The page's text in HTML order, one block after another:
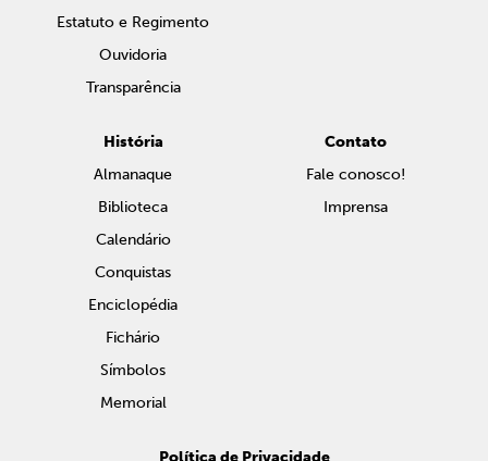
Estatuto e Regimento
Ouvidoria
Transparência
História
Almanaque
Biblioteca
Calendário
Conquistas
Enciclopédia
Fichário
Símbolos
Memorial
Contato
Fale conosco!
Imprensa
Política de Privacidade